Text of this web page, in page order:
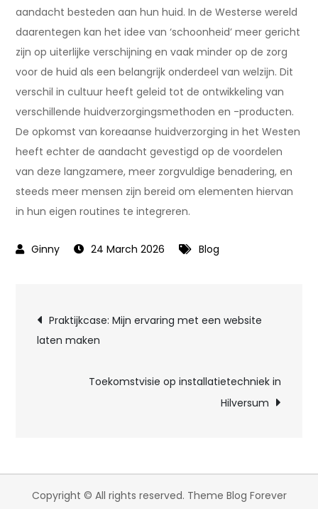
aandacht besteden aan hun huid. In de Westerse wereld
daarentegen kan het idee van ‘schoonheid’ meer gericht
zijn op uiterlijke verschijning en vaak minder op de zorg
voor de huid als een belangrijk onderdeel van welzijn. Dit
verschil in cultuur heeft geleid tot de ontwikkeling van
verschillende huidverzorgingsmethoden en -producten.
De opkomst van koreaanse huidverzorging in het Westen
heeft echter de aandacht gevestigd op de voordelen
van deze langzamere, meer zorgvuldige benadering, en
steeds meer mensen zijn bereid om elementen hiervan
in hun eigen routines te integreren.
24 March 2026 Blog
Post
navigation
Praktijkcase: Mijn ervaring met een website
laten maken
Toekomstvisie op installatietechniek in
Hilversum
Copyright © All rights reserved. Theme Blog Forever